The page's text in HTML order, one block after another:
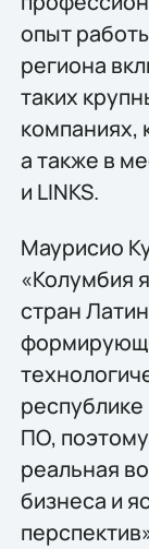
опыт
региона
таких
компаниях,
а также в
и LINKS.
Маурисио
«Колумбия
стран
республике
ПО,
реальная
бизнеса и